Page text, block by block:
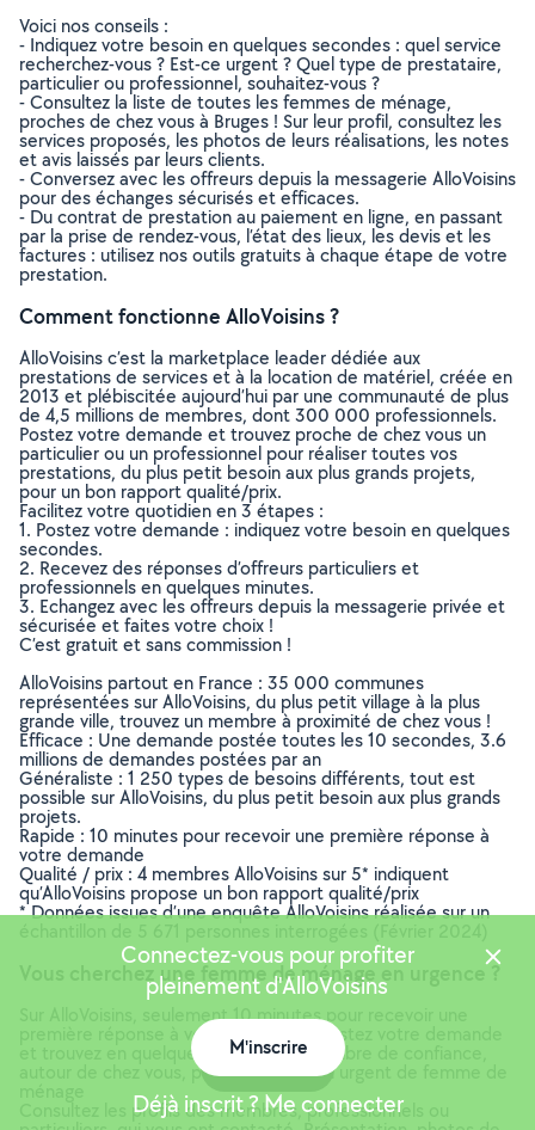
Voici nos conseils :
- Indiquez votre besoin en quelques secondes : quel service
recherchez-vous ? Est-ce urgent ? Quel type de prestataire,
particulier ou professionnel, souhaitez-vous ?
- Consultez la liste de toutes les femmes de ménage,
proches de chez vous à Bruges ! Sur leur profil, consultez les
services proposés, les photos de leurs réalisations, les notes
et avis laissés par leurs clients.
- Conversez avec les offreurs depuis la messagerie AlloVoisins
pour des échanges sécurisés et efficaces.
- Du contrat de prestation au paiement en ligne, en passant
par la prise de rendez-vous, l’état des lieux, les devis et les
factures : utilisez nos outils gratuits à chaque étape de votre
prestation.
Comment fonctionne AlloVoisins ?
AlloVoisins c’est la marketplace leader dédiée aux
prestations de services et à la location de matériel, créée en
2013 et plébiscitée aujourd’hui par une communauté de plus
de 4,5 millions de membres, dont 300 000 professionnels.
Postez votre demande et trouvez proche de chez vous un
particulier ou un professionnel pour réaliser toutes vos
prestations, du plus petit besoin aux plus grands projets,
pour un bon rapport qualité/prix.
Facilitez votre quotidien en 3 étapes :
1. Postez votre demande : indiquez votre besoin en quelques
secondes.
2. Recevez des réponses d’offreurs particuliers et
professionnels en quelques minutes.
3. Echangez avec les offreurs depuis la messagerie privée et
sécurisée et faites votre choix !
C’est gratuit et sans commission !
AlloVoisins partout en France : 35 000 communes
représentées sur AlloVoisins, du plus petit village à la plus
grande ville, trouvez un membre à proximité de chez vous !
Efficace : Une demande postée toutes les 10 secondes, 3.6
millions de demandes postées par an
Généraliste : 1 250 types de besoins différents, tout est
possible sur AlloVoisins, du plus petit besoin aux plus grands
projets.
Rapide : 10 minutes pour recevoir une première réponse à
votre demande
Qualité / prix : 4 membres AlloVoisins sur 5* indiquent
qu’AlloVoisins propose un bon rapport qualité/prix
* Données issues d’une enquête AlloVoisins réalisée sur un
Vous cherchez une femme de ménage en urgence ?
Sur AlloVoisins, seulement 10 minutes pour recevoir une
première réponse à votre demande. Postez votre demande
et trouvez en quelques minutes un membre de confiance,
autour de chez vous, pour votre besoin urgent de femme de
Consultez les profils des membres, professionnels ou
Connectez-vous pour profiter
pleinement d'AlloVoisins
M'inscrire
Déjà inscrit ? Me connecter